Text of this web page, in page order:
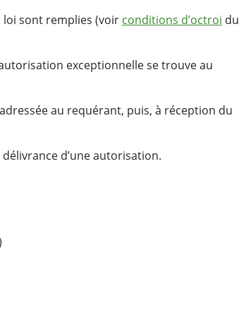
sont remplies (voir conditions d’octroi du
exceptionnelle se trouve au
au requérant, puis, à réception du
d’une autorisation.